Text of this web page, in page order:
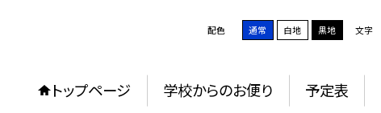
配色 通常 白地 黒地 文字
トップページ 学校からのお便り 予定表